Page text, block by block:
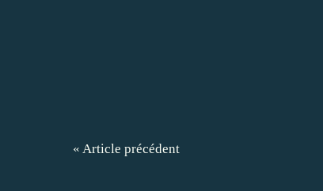
« Article précédent